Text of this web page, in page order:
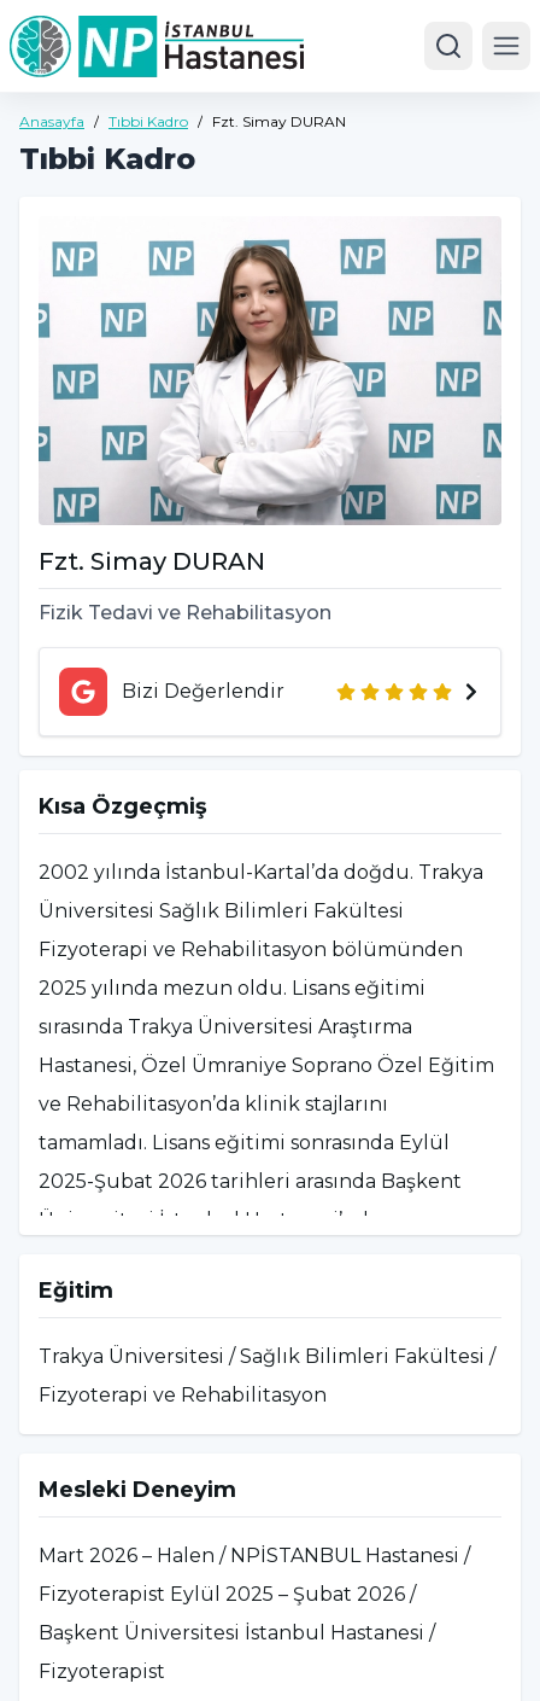
Anasayfa / Tıbbi Kadro / Fzt. Simay DURAN
Tıbbi Kadro
Fzt. Simay DURAN
Fizik Tedavi ve Rehabilitasyon
Bizi Değerlendir
Kısa Özgeçmiş
2002 yılında İstanbul-Kartal’da doğdu. Trakya
Üniversitesi Sağlık Bilimleri Fakültesi
Fizyoterapi ve Rehabilitasyon bölümünden
2025 yılında mezun oldu. Lisans eğitimi
sırasında Trakya Üniversitesi Araştırma
Hastanesi, Özel Ümraniye Soprano Özel Eğitim
ve Rehabilitasyon’da klinik stajlarını
tamamladı. Lisans eğitimi sonrasında Eylül
2025-Şubat 2026 tarihleri arasında Başkent
Üniversitesi İstanbul Hastanesi’nde
nörolojik ve pediatrik rehabilitasyonla
alanında da deneyimlidir. Mart 2026 tarihinden
bu yana NPİSTANBUL Hastanesi’nde
Eğitim
Trakya Üniversitesi / Sağlık Bilimleri Fakültesi /
Fizyoterapi ve Rehabilitasyon
Mesleki Deneyim
Mart 2026 – Halen / NPİSTANBUL Hastanesi /
Fizyoterapist Eylül 2025 – Şubat 2026 /
Başkent Üniversitesi İstanbul Hastanesi /
Fizyoterapist